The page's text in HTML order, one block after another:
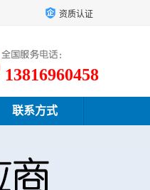
资质认证
13816960458
联系方式